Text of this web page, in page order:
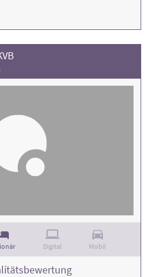
Digital Mobil